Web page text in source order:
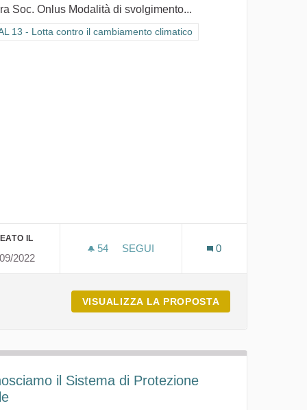
AEREO E MARITTIMO
NEL TRASPORTO AEREO E MARITTIMO
Soc. Onlus Modalità di svolgimento...
i risultati per categoria: GOAL 13 - Lotta contro il cambiamento
13 - Lotta contro il cambiamento climatico
IL
2022
54 54 SOSTENITORI
SEGUI
0
VISUALIZZA LA PROPOSTA
il Sistema di Protezione